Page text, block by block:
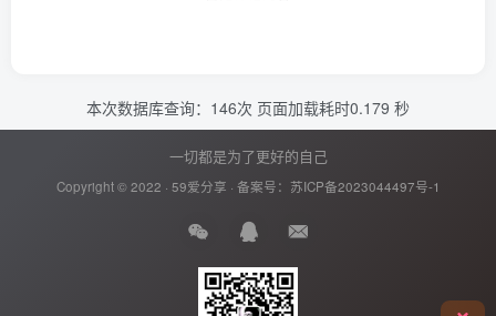
本次数据库查询：146次 页面加载耗时0.179 秒
一切都是为了更好的自己
Copyright © 2022 · 59爱分享 · 备案号： 苏ICP备2023044497号-1